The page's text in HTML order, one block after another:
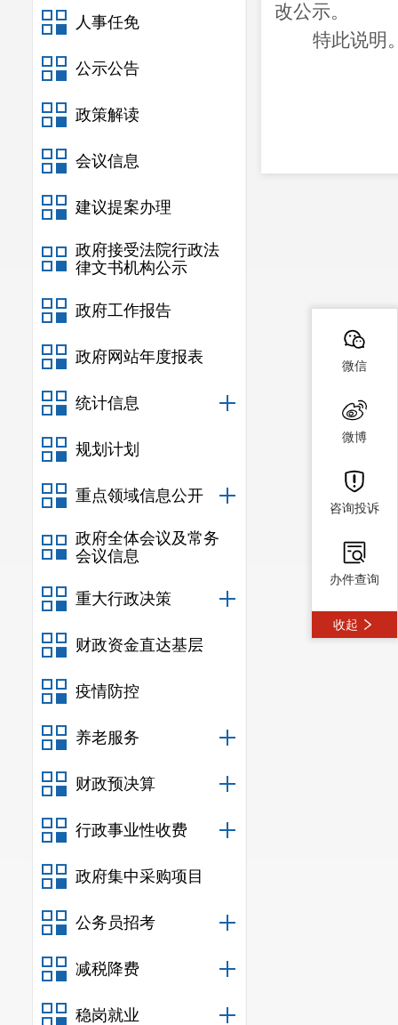
人事任免
公示公告
政策解读
会议信息
建议提案办理
政府接受法院行政法
律文书机构公示
政府工作报告
政府网站年度报表
统计信息
规划计划
重点领域信息公开
政府全体会议及常务
会议信息
重大行政决策
财政资金直达基层
疫情防控
养老服务
财政预决算
行政事业性收费
政府集中采购项目
公务员招考
减税降费
稳岗就业
改公示。
特此说明
微信
微博
咨询投诉
办件查询
收起